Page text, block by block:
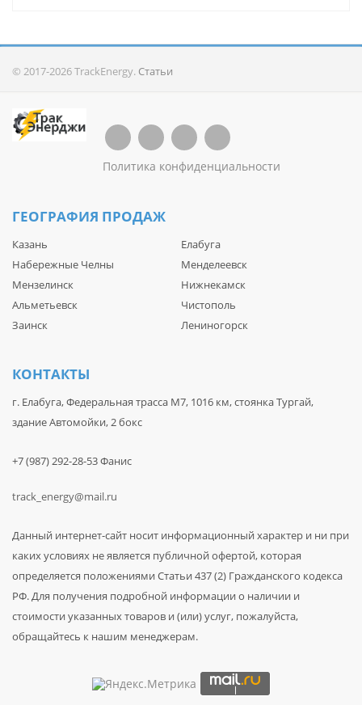
© 2017-2026 TrackEnergy. Статьи
Политика конфиденциальности
ГЕОГРАФИЯ ПРОДАЖ
Казань
Набережные Челны
Мензелинск
Альметьевск
Заинск
Елабуга
Менделеевск
Нижнекамск
Чистополь
Лениногорск
КОНТАКТЫ
г. Елабуга, Федеральная трасса М7, 1016 км, стоянка Тургай,
здание Автомойки, 2 бокс
+7 (987) 292-28-53 Фанис
track_energy@mail.ru
Данный интернет-сайт носит информационный характер и ни при
каких условиях не является публичной офертой, которая
определяется положениями Статьи 437 (2) Гражданского кодекса
РФ. Для получения подробной информации о наличии и
стоимости указанных товаров и (или) услуг, пожалуйста,
обращайтесь к нашим менеджерам.